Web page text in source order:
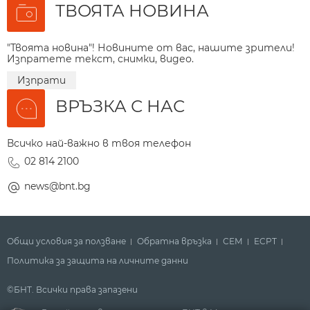
ТВОЯТА НОВИНА
"Твоята новина"! Новините от вас, нашите зрители!
Изпратете текст, снимки, видео.
Изпрати
ВРЪЗКА С НАС
Всичко най-важно в твоя телефон
02 814 2100
news@bnt.bg
Общи условия за ползване Обратна връзка СЕМ
ECPT
Политика за защита на личните данни
©БНТ. Всички права запазени